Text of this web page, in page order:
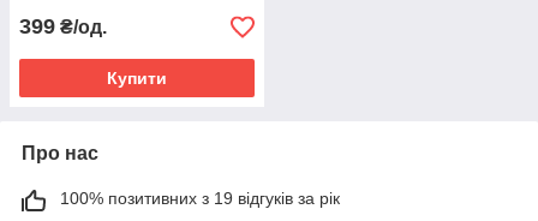
399 ₴/од.
Купити
Про нас
100% позитивних з 19 відгуків за рік